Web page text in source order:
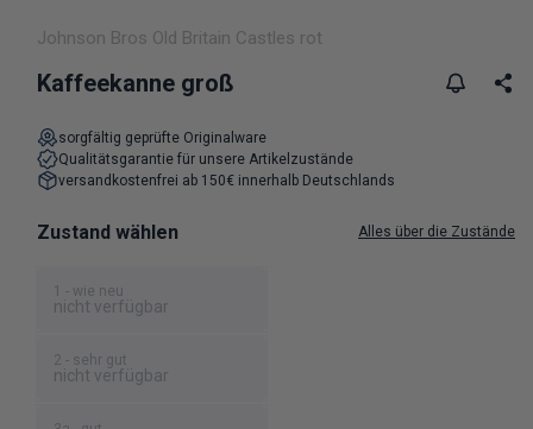
Johnson Bros Old Britain Castles rot
Kaffeekanne groß
sorgfältig geprüfte Originalware
Qualitätsgarantie für unsere Artikelzustände
versandkostenfrei ab 150€ innerhalb Deutschlands
Zustand wählen Alles über die Zustände
1 - wie neu
nicht verfügbar
2 - sehr gut
nicht verfügbar